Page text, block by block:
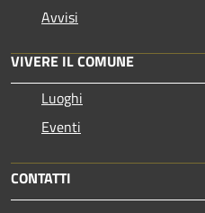
Avvisi
VIVERE IL COMUNE
Luoghi
Eventi
CONTATTI